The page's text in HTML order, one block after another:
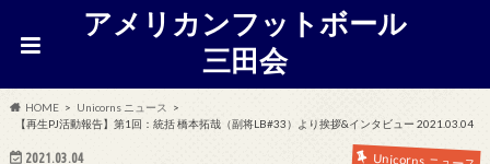
アメリカンフットボール
三田会
HOME
Unicorns ニュース
【再生PJ活動報告】第1回：統括 橋本拓哉（副将LB#33）より挨拶&インタビュー 2021.03.04
2021.03.04